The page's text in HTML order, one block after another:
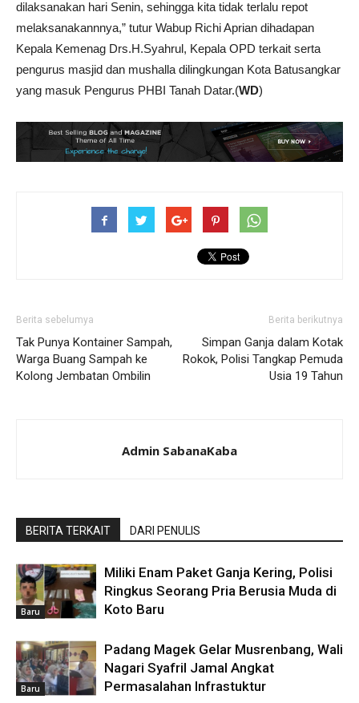
dilaksanakan hari Senin, sehingga kita tidak terlalu repot
melaksanakannnya,” tutur Wabup Richi Aprian dihadapan
Kepala Kemenag Drs.H.Syahrul, Kepala OPD terkait serta
pengurus masjid dan mushalla dilingkungan Kota Batusangkar
yang masuk Pengurus PHBI Tanah Datar.(WD)
Berita sebelumya
Tak Punya Kontainer Sampah,
Warga Buang Sampah ke
Kolong Jembatan Ombilin
Berita berikutnya
Simpan Ganja dalam Kotak
Rokok, Polisi Tangkap Pemuda
Usia 19 Tahun
Admin SabanaKaba
BERITA TERKAIT DARI PENULIS
Baru
Miliki Enam Paket Ganja Kering, Polisi
Ringkus Seorang Pria Berusia Muda di
Koto Baru
Baru
Padang Magek Gelar Musrenbang, Wali
Nagari Syafril Jamal Angkat
Permasalahan Infrastuktur